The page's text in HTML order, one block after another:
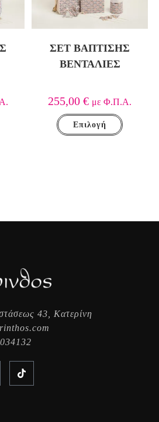
ΣΕΤ ΒΑΠΤΙΣΗΣ
ΒΕΝΤΑΛΙΕΣ
255,00€ με Φ.Π.Α.
Επιλογή
43, Κατερίνη